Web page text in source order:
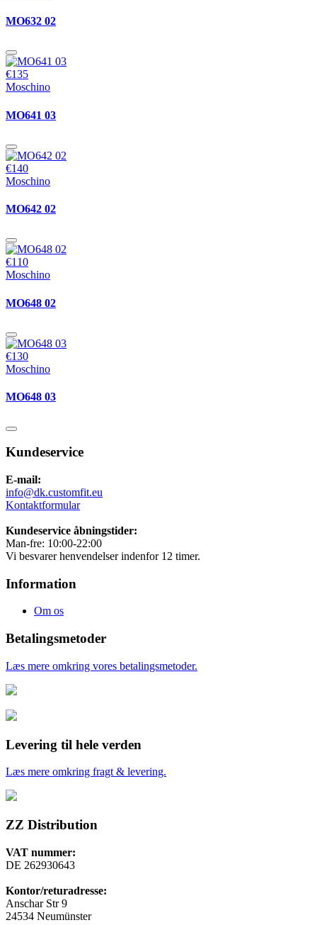
MO632 02
€135
Moschino
MO641 03
€140
Moschino
MO642 02
€110
Moschino
MO648 02
€130
Moschino
MO648 03
Kundeservice
E-mail:
info@dk.customfit.eu
Kontaktformular
Kundeservice åbningstider:
Man-fre: 10:00-22:00
Vi besvarer henvendelser indenfor 12 timer.
Information
Om os
Betalingsmetoder
Læs mere omkring vores betalingsmetoder.
Levering til hele verden
Læs mere omkring fragt & levering.
ZZ Distribution
VAT nummer:
DE 262930643
Kontor/returadresse:
Anschar Str 9
24534 Neumünster